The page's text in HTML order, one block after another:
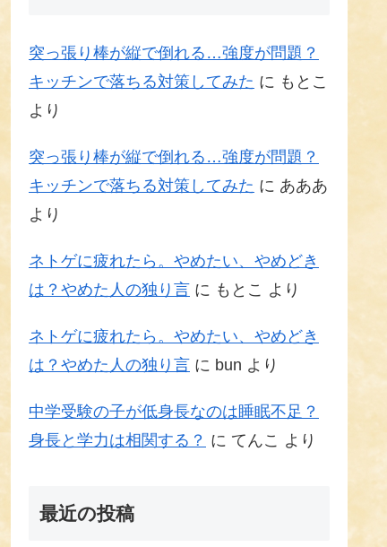
突っ張り棒が縦で倒れる…強度が問題？
キッチンで落ちる対策してみた に もとこ
より
突っ張り棒が縦で倒れる…強度が問題？
キッチンで落ちる対策してみた に あああ
より
ネトゲに疲れたら。やめたい、やめどき
は？やめた人の独り言 に もとこ より
ネトゲに疲れたら。やめたい、やめどき
は？やめた人の独り言 に bun より
中学受験の子が低身長なのは睡眠不足？
身長と学力は相関する？ に てんこ より
最近の投稿